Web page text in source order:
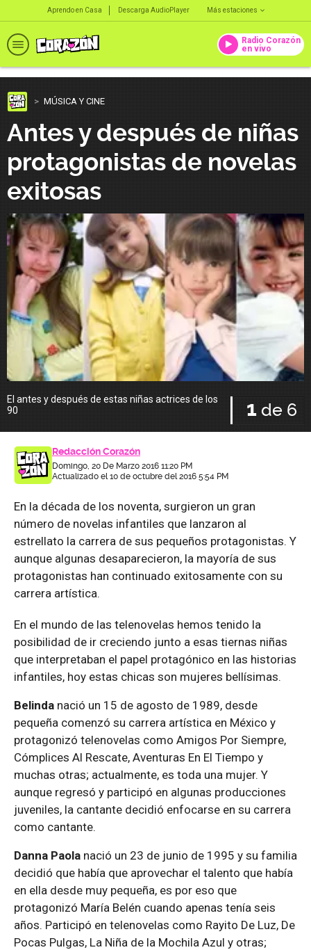
Aprendo en Casa Descarga AudioPlayer Más estaciones
Radio Corazón
en vivo
MÚSICA Y CINE
Antes y después de niñas
protagonistas de novelas
exitosas
El antes y después de estas niñas actrices de los
90
1 de 6
Redacción Corazón
Domingo, 20 De Marzo 2016 11:20 PM
Actualizado el 10 de octubre del 2016 5:54 PM
En la década de los noventa, surgieron un gran
número de novelas infantiles que lanzaron al
estrellato la carrera de sus pequeños protagonistas. Y
aunque algunas desaparecieron, la mayoría de sus
protagonistas han continuado exitosamente con su
carrera artística.
En el mundo de las telenovelas hemos tenido la
posibilidad de ir creciendo junto a esas tiernas niñas
que interpretaban el papel protagónico en las historias
infantiles, hoy estas chicas son mujeres bellísimas.
Belinda nació un 15 de agosto de 1989, desde
pequeña comenzó su carrera artística en México y
protagonizó telenovelas como Amigos Por Siempre,
Cómplices Al Rescate, Aventuras En El Tiempo y
muchas otras; actualmente, es toda una mujer. Y
aunque regresó y participó en algunas producciones
juveniles, la cantante decidió enfocarse en su carrera
como cantante.
Danna Paola nació un 23 de junio de 1995 y su familia
decidió que había que aprovechar el talento que había
en ella desde muy pequeña, es por eso que
protagonizó María Belén cuando apenas tenía seis
años. Participó en telenovelas como Rayito De Luz, De
Pocas Pulgas, La Niña de la Mochila Azul y otras;